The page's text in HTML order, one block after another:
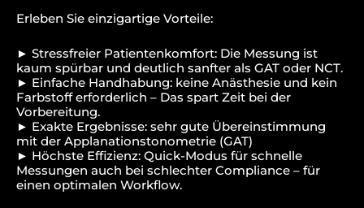
Erleben Sie einzigartige Vorteile:
► Stressfreier Patientenkomfort: Die Messung ist
kaum spürbar und deutlich sanfter als GAT oder NCT.
► Einfache Handhabung: keine Anästhesie und kein
Farbstoff erforderlich – Das spart Zeit bei der
Vorbereitung.
► Exakte Ergebnisse: sehr gute Übereinstimmung
mit der Applanationstonometrie (GAT)
► Höchste Effizienz: Quick-Modus für schnelle
Messungen auch bei schlechter Compliance – für
einen optimalen Workflow.